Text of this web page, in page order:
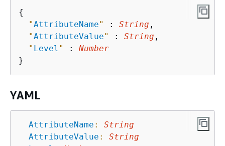
{
"AttributeName" : String ,
"AttributeValue" : String ,
" Level " : Number
YAML
AttributeName :
String
AttributeValue :
String